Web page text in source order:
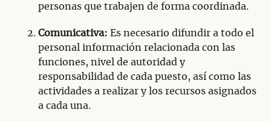
personas que trabajen de forma coordinada.
Comunicativa: Es necesario difundir a todo el
personal información relacionada con las
funciones, nivel de autoridad y
responsabilidad de cada puesto, así como las
actividades a realizar y los recursos asignados
a cada una.